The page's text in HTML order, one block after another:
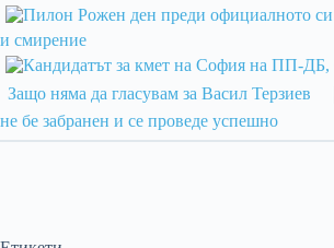
и смирение
Защо няма да гласувам за Васил Терзиев
не бе забранен и се проведе успешно